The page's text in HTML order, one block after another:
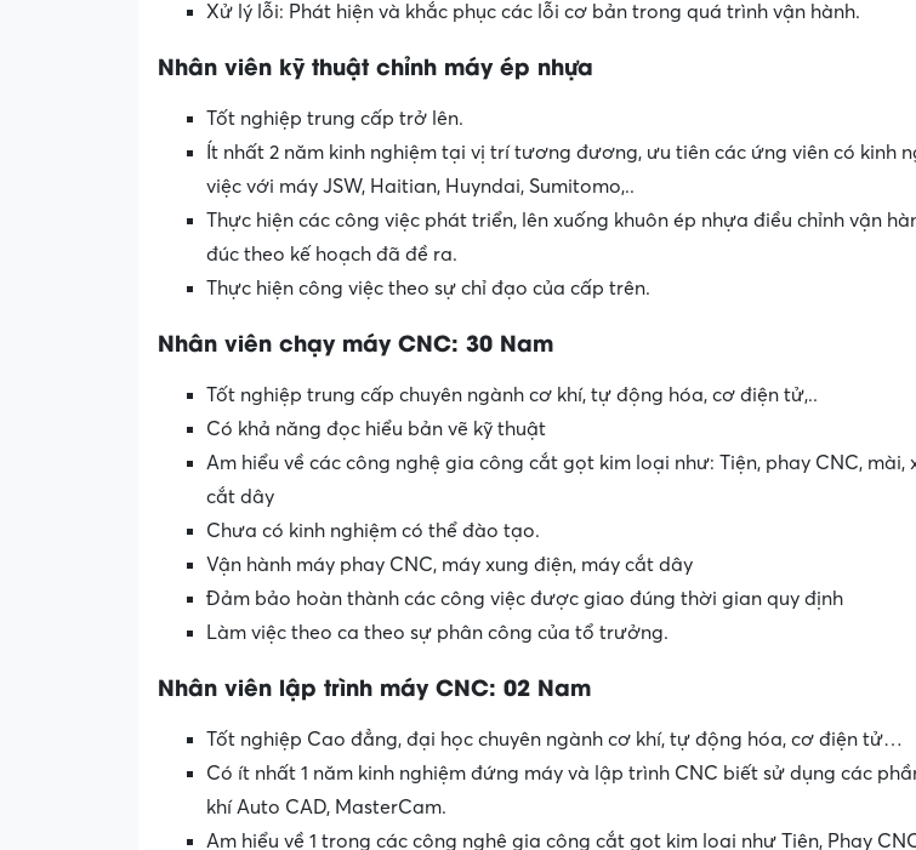
Xử lý lỗi: Phát hiện và khắc phục các lỗi cơ bản trong quá trình vận hành.
Nhân viên kỹ thuật chỉnh máy ép nhựa
Tốt nghiệp trung cấp trở lên.
Ít nhất 2 năm kinh nghiệm tại vị trí tương đương, ưu tiên các ứng viên có kinh
việc với máy JSW, Haitian, Huyndai, Sumitomo,..
Thực hiện các công việc phát triển, lên xuống khuôn ép nhựa điều chỉnh vận
đúc theo kế hoạch đã đề ra.
Thực hiện công việc theo sự chỉ đạo của cấp trên.
Nhân viên chạy máy CNC: 30 Nam
Tốt nghiệp trung cấp chuyên ngành cơ khí, tự động hóa, cơ điện tử,..
Có khả năng đọc hiểu bản vẽ kỹ thuật
Am hiểu về các công nghệ gia công cắt gọt kim loại như: Tiện, phay CNC, mài,
cắt dây
Chưa có kinh nghiệm có thể đào tạo.
Vận hành máy phay CNC, máy xung điện, máy cắt dây
Đảm bảo hoàn thành các công việc được giao đúng thời gian quy định
Làm việc theo ca theo sự phân công của tổ trưởng.
Nhân viên lập trình máy CNC: 02 Nam
Tốt nghiệp Cao đẳng, đại học chuyên ngành cơ khí, tự động hóa, cơ điện tử…
Có ít nhất 1 năm kinh nghiệm đứng máy và lập trình CNC biết sử dụng các
khí Auto CAD, MasterCam.
Am hiểu về 1 trong các công nghệ gia công cắt gọt kim loại như Tiện, Phay